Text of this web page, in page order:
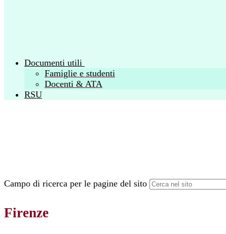
Documenti utili
Famiglie e studenti
Docenti & ATA
RSU
Campo di ricerca per le pagine del sito
Firenze